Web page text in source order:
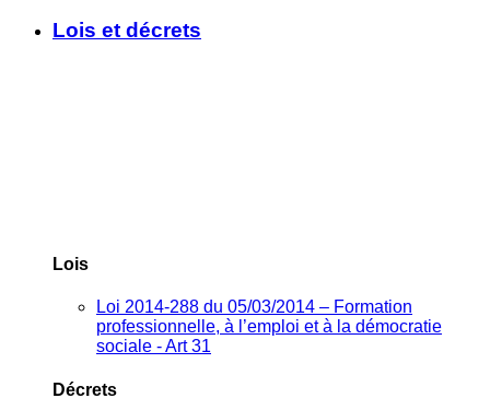
Lois et décrets
Lois
Loi 2014-288 du 05/03/2014 – Formation
professionnelle, à l’emploi et à la démocratie
sociale - Art 31
Décrets